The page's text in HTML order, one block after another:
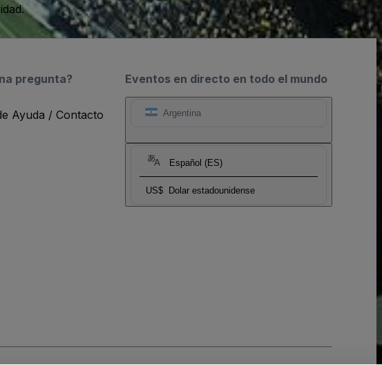
Eventos en directo en todo el mundo
Argentina
Español (ES)
US$ Dolar estadounidense
pregunta?
Ayuda / Contacto